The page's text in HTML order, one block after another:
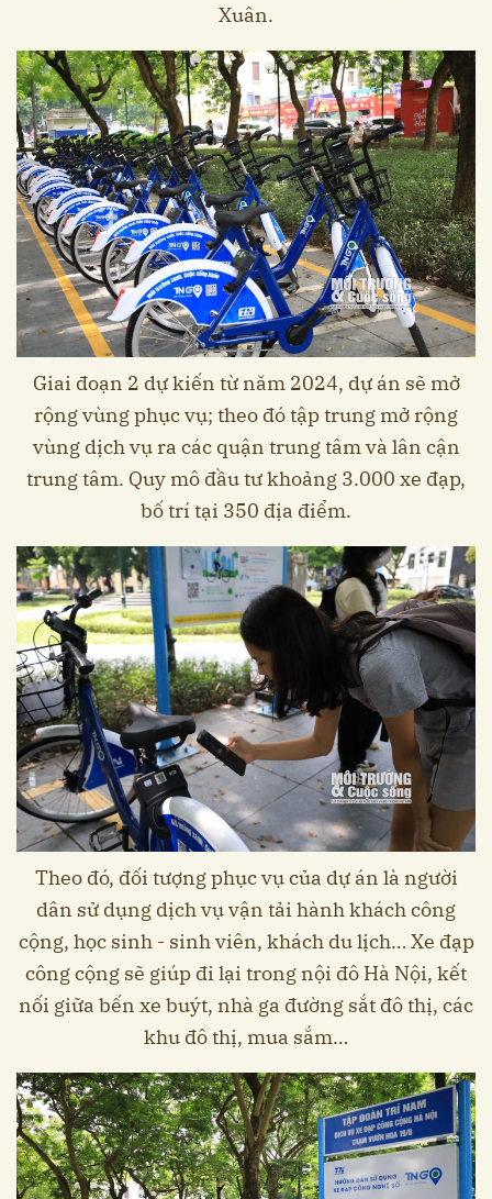
Xuân.
Giai đoạn 2 dự kiến từ năm 2024, dự án sẽ mở
rộng vùng phục vụ; theo đó tập trung mở rộng
vùng dịch vụ ra các quận trung tâm và lân cận
trung tâm. Quy mô đầu tư khoảng 3.000 xe đạp,
bố trí tại 350 địa điểm.
Theo đó, đối tượng phục vụ của dự án là người
dân sử dụng dịch vụ vận tải hành khách công
cộng, học sinh - sinh viên, khách du lịch… Xe đạp
công cộng sẽ giúp đi lại trong nội đô Hà Nội, kết
nối giữa bến xe buýt, nhà ga đường sắt đô thị, các
khu đô thị, mua sắm…